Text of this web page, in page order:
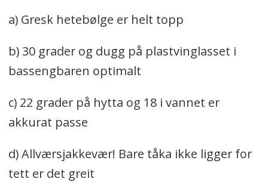
a) Gresk hetebølge er helt topp
b) 30 grader og dugg på plastvinglasset i
bassengbaren optimalt
c) 22 grader på hytta og 18 i vannet er
akkurat passe
d) Allværsjakkevær! Bare tåka ikke ligger for
tett er det greit